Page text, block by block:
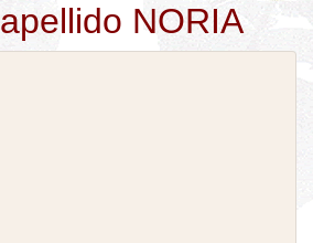
apellido NORIA